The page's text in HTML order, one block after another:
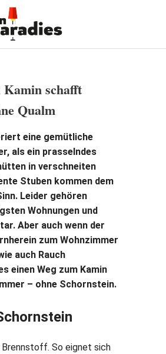
schafft
Qualm
eine gemütliche
als ein prasselndes
in verschneiten
Stuben kommen dem
Leider gehören
Wohnungen und
Aber auch wenn der
zum Wohnzimmer
auch Rauch
einen Weg zum Kamin
– ohne Schornstein.
So eignet sich